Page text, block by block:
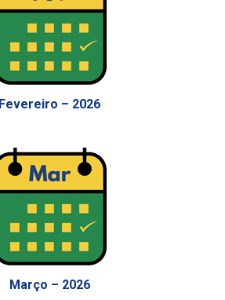
Fevereiro – 2026
Março – 2026